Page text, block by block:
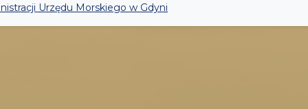
Urzędu Morskiego w Gdyni